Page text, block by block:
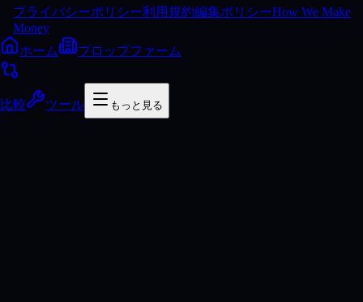
プライバシーポリシー利用規約編集ポリシーHow We Make
Money
ホーム
プロップファーム
比較 ツール もっと見る